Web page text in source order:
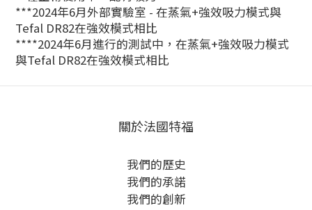
***2024年6月外部實驗室 - 在蒸氣+強效吸力模式與
Tefal DR82在強效模式相比
****2024年6月進行的測試中，在蒸氣+強效吸力模式
與Tefal DR82在強效模式相比
關於法國特福
我們的歷史
我們的承諾
我們的創新